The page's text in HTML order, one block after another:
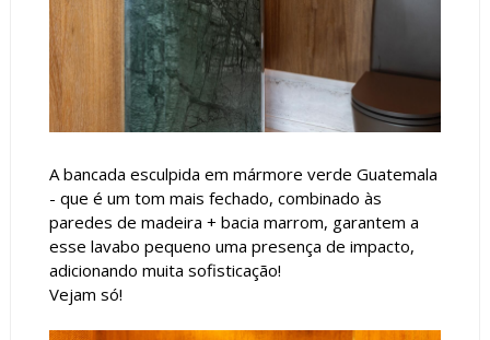
A bancada esculpida em mármore verde Guatemala
- que é um tom mais fechado, combinado às
paredes de madeira + bacia marrom, garantem a
esse lavabo pequeno uma presença de impacto,
adicionando muita sofisticação!
Vejam só!